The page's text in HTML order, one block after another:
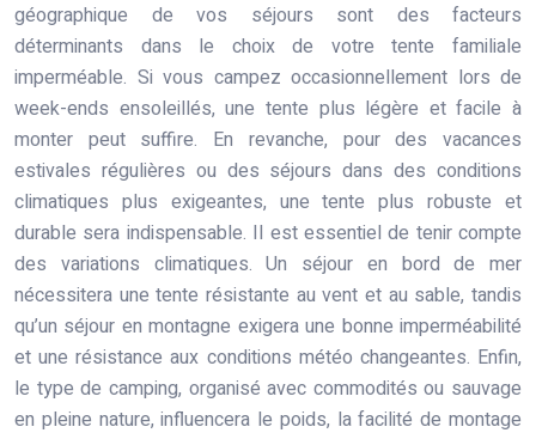
géographique de vos séjours sont des facteurs
déterminants dans le choix de votre tente familiale
imperméable. Si vous campez occasionnellement lors de
week-ends ensoleillés, une tente plus légère et facile à
monter peut suffire. En revanche, pour des vacances
estivales régulières ou des séjours dans des conditions
climatiques plus exigeantes, une tente plus robuste et
durable sera indispensable. Il est essentiel de tenir compte
des variations climatiques. Un séjour en bord de mer
nécessitera une tente résistante au vent et au sable, tandis
qu’un séjour en montagne exigera une bonne imperméabilité
et une résistance aux conditions météo changeantes. Enfin,
le type de camping, organisé avec commodités ou sauvage
en pleine nature, influencera le poids, la facilité de montage